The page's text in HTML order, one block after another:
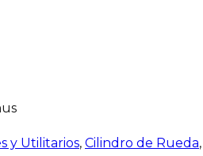
y Utilitarios, Cilindro de Rueda